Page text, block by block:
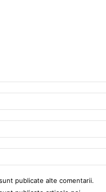
publicate alte comentarii.